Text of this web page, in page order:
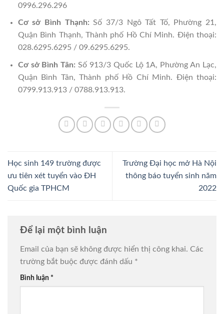
0996.296.296
Cơ sở Bình Thạnh: Số 37/3 Ngô Tất Tố, Phường 21,
Quận Bình Thạnh, Thành phố Hồ Chí Minh. Điện thoại:
028.6295.6295 / 09.6295.6295.
Cơ sở Bình Tân: Số 913/3 Quốc Lộ 1A, Phường An Lạc,
Quận Bình Tân, Thành phố Hồ Chí Minh. Điện thoại:
0799.913.913 / 0788.913.913.
Học sinh 149 trường được
ưu tiên xét tuyển vào ĐH
Quốc gia TPHCM
Trường Đại học mở Hà Nội
thông báo tuyển sinh năm
2022
Để lại một bình luận
Email của bạn sẽ không được hiển thị công khai. Các
trường bắt buộc được đánh dấu *
Bình luận *